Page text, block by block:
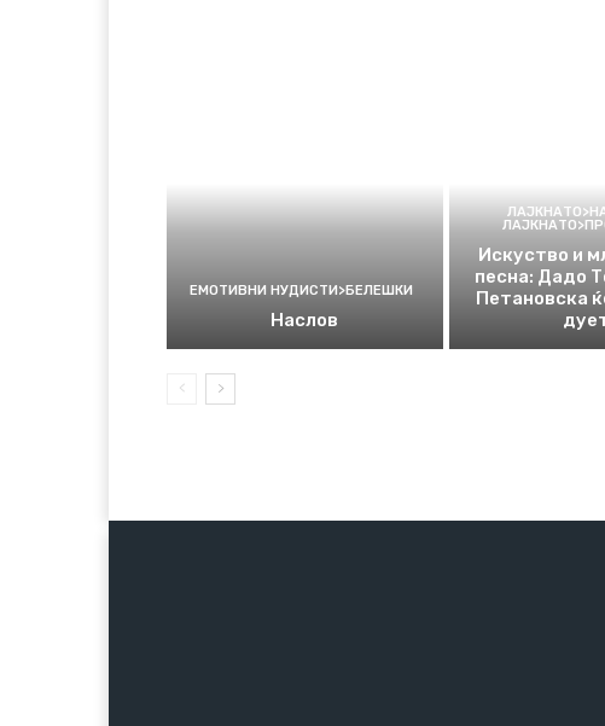
ЕМОТИВНИ НУДИСТИ>БЕЛЕШКИ
Наслов
Искуство и
песна: Дадо
Петановска